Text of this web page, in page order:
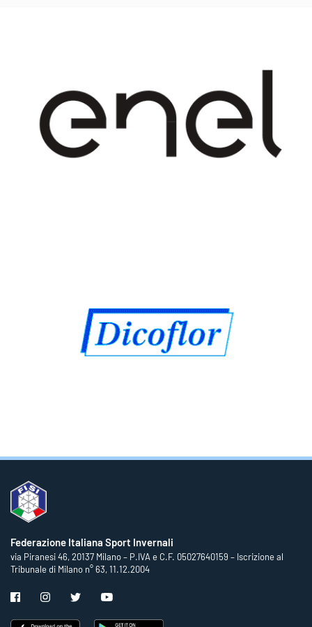
Federazione Italiana Sport Invernali
via Piranesi 46, 20137 Milano – P.IVA e C.F. 05027640159 – Iscrizione al
Tribunale di Milano n° 63, 11.12.2004